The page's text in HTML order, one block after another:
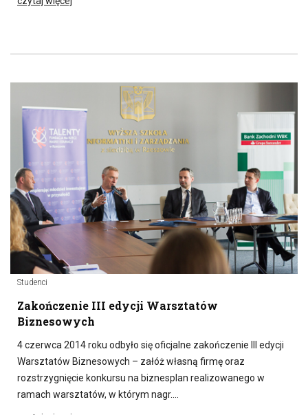
Studenci
Zakończenie III edycji Warsztatów
Biznesowych
4 czerwca 2014 roku odbyło się oficjalne zakończenie III edycji
Warsztatów Biznesowych – załóż własną firmę oraz
rozstrzygnięcie konkursu na biznesplan realizowanego w
ramach warsztatów, w którym nagr….